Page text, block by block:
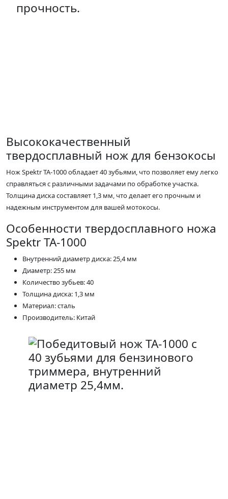
Высококачественный
твердосплавный нож для бензокосы
Нож Spektr TA-1000 обладает 40 зубьями, что позволяет ему легко
справляться с различными задачами по обработке участка.
Толщина диска составляет 1,3 мм, что делает его прочным и
надежным инструментом для вашей мотокосы.
Особенности твердосплавного ножа
Spektr TA-1000
Внутренний диаметр диска: 25,4 мм
Диаметр: 255 мм
Количество зубьев: 40
Толщина диска: 1,3 мм
Материал: сталь
Производитель: Китай